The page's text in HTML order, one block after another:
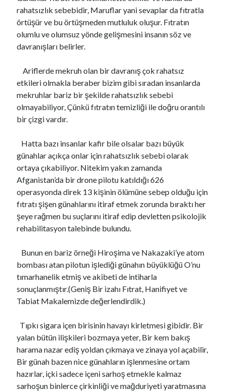
rahatsızlık sebebidir, Maruflar yani sevaplar da fıtratla
örtüşür ve bu örtüşmeden mutluluk oluşur. Fıtratın
olumlu ve olumsuz yönde gelişmesini insanın söz ve
davranışları belirler.
Ariflerde mekruh olan bir davranış çok rahatsız
etkileri olmakla beraber bizim gibi sıradan insanlarda
mekruhlar bariz bir şekilde rahatsızlık sebebi
olmayabiliyor, Çünkü fıtratın temizliği ile doğru orantılı
bir çizgi vardır.
Hatta bazı insanlar kafir bile olsalar bazı büyük
günahlar açıkça onlar için rahatsızlık sebebi olarak
ortaya çıkabiliyor. Nitekim yakın zamanda
Afganistan’da bir drone pilotu katıldığı 626
operasyonda direk 13 kişinin ölümüne sebep olduğu için
fıtratı şişen günahlarını itiraf etmek zorunda bıraktı her
şeye rağmen bu suçlarını itiraf edip devletten psikolojik
rehabilitasyon talebinde bulundu.
Bunun en bariz örneği Hiroşima ve Nakazaki’ye atom
bombası atan pilotun işlediği günahın büyüklüğü O’nu
tımarhanelik etmiş ve akibeti de intiharla
sonuçlanmıştır.(Geniş Bir izahı Fıtrat, Hanifiyet ve
Tabiat Makalemizde değerlendirdik.)
Tıpkı sigara içen birisinin havayı kirletmesi gibidir. Bir
yalan bütün ilişkileri bozmaya yeter, Bir kem bakış
harama nazar ediş yoldan çıkmaya ve zinaya yol açabilir,
Bir günah bazen nice günahların işlenmesine ortam
hazırlar, içki sadece içeni sarhoş etmekle kalmaz
sarhoşun binlerce çirkinliği ve mağduriyeti yaratmasına